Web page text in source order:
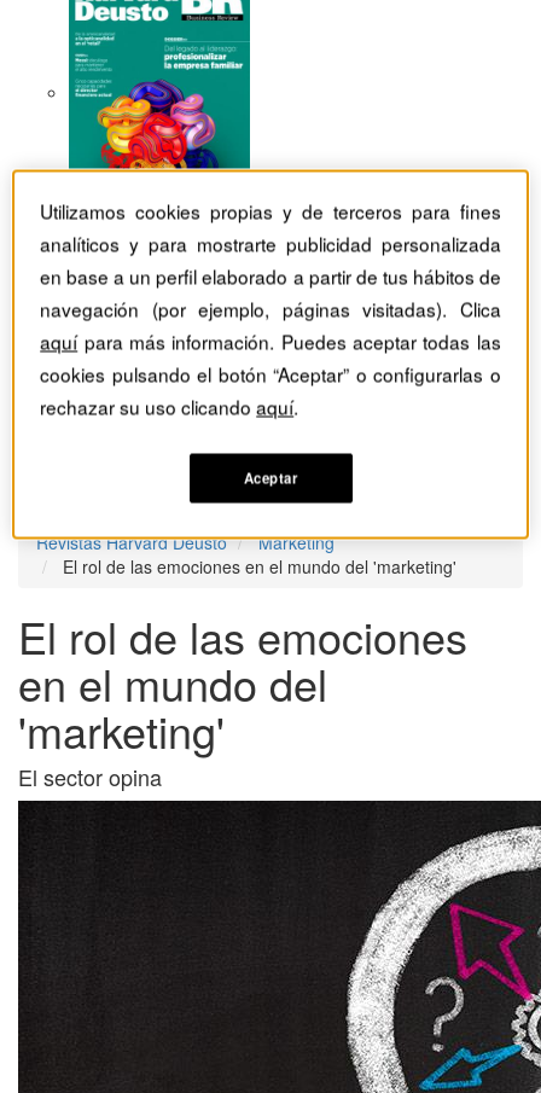
Revistas Harvard Deusto
Márketing
El rol de las emociones en el mundo del 'marketing'
El rol de las emociones
en el mundo del
'marketing'
El sector opina
Utilizamos cookies propias y de terceros para fines
analíticos y para mostrarte publicidad personalizada
en base a un perfil elaborado a partir de tus hábitos de
navegación (por ejemplo, páginas visitadas). Clica
aquípara más información. Puedes aceptar todas las
cookies pulsando el botón “Aceptar” o configurarlas o
rechazar su uso clicandoaquí.
Aceptar